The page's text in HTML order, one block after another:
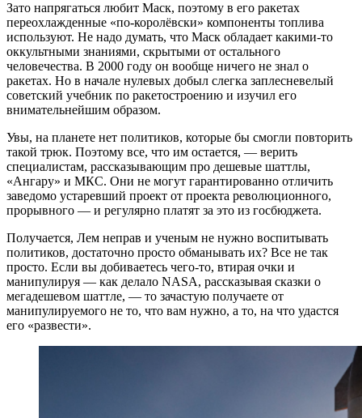
Зато напрягаться любит Маск, поэтому в его ракетах
переохлажденные «по-королёвски» компоненты топлива
используют. Не надо думать, что Маск обладает какими-то
оккультными знаниями, скрытыми от остального
человечества. В 2000 году он вообще ничего не знал о
ракетах. Но в начале нулевых добыл слегка заплесневелый
советский учебник по ракетостроению и изучил его
внимательнейшим образом.
Увы, на планете нет политиков, которые бы смогли повторить
такой трюк. Поэтому все, что им остается, — верить
специалистам, рассказывающим про дешевые шаттлы,
«Ангару» и МКС. Они не могут гарантированно отличить
заведомо устаревший проект от проекта революционного,
прорывного — и регулярно платят за это из госбюджета.
Получается, Лем неправ и ученым не нужно воспитывать
политиков, достаточно просто обманывать их? Все не так
просто. Если вы добиваетесь чего-то, втирая очки и
манипулируя — как делало NASA, рассказывая сказки о
мегадешевом шаттле, — то зачастую получаете от
манипулируемого не то, что вам нужно, а то, на что удастся
его «развести».